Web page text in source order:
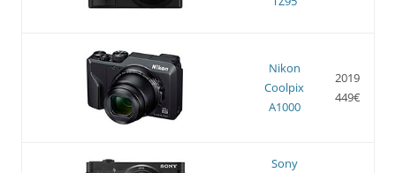
Nikon
Coolpix
A1000
2019
449€
Sony